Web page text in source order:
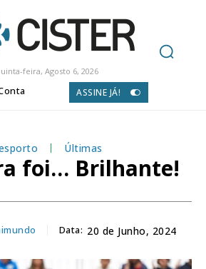
feira, Agosto 6, 2026
ASSINE JÁ!
Últimas
foi… Brilhante!
Data: 20 de Junho, 2024